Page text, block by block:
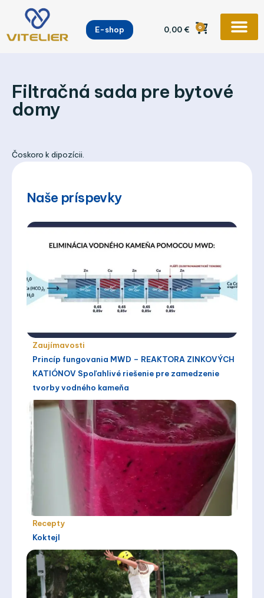
Preskočiť
obsah
E-shop 0,00€ 0
Naše príspevky
Zaujímavosti
Princíp fungovania MWD – REAKTORA ZINKOVÝCH
KATIÓNOV Spoľahlivé riešenie pre zamedzenie
tvorby vodného kameňa
Recepty
Koktejl
Filtračná sada pre bytové
domy
Čoskoro k dipozícii.